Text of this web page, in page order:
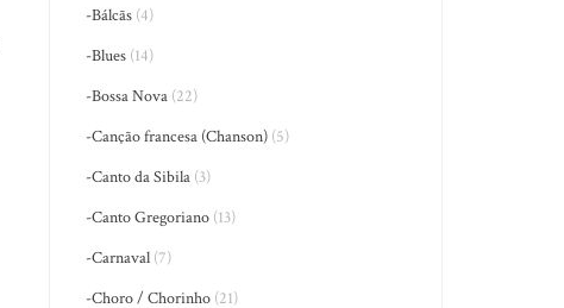
-Bálcãs (4)
-Blues (14)
-Bossa Nova (22)
-Canção francesa (Chanson) (5)
-Canto da Sibila (3)
-Canto Gregoriano (13)
-Carnaval (7)
-Choro / Chorinho (21)